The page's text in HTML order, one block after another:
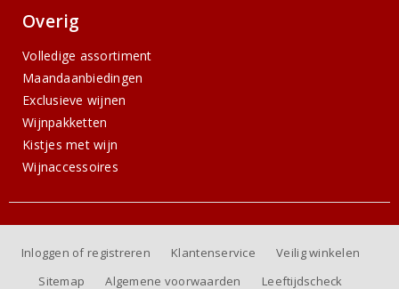
Overig
Volledige assortiment
Maandaanbiedingen
Exclusieve wijnen
Wijnpakketten
Kistjes met wijn
Wijnaccessoires
Inloggen of registreren Klantenservice
Veilig winkelen
Sitemap
Algemene voorwaarden Leeftijdscheck